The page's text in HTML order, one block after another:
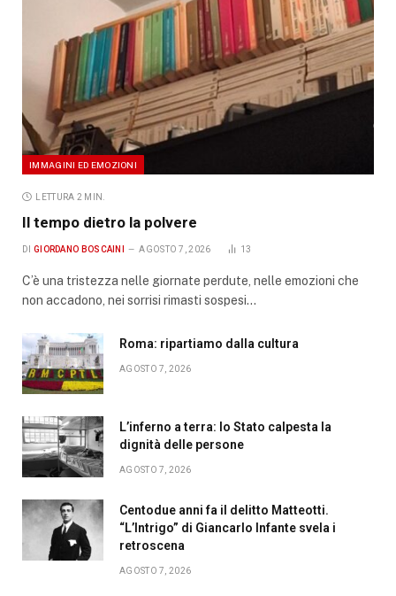
IMMAGINI ED EMOZIONI
LETTURA 2 MIN.
Il tempo dietro la polvere
DI GIORDANO BOSCAINI AGOSTO 7, 2026 13
C’è una tristezza nelle giornate perdute, nelle emozioni che
non accadono, nei sorrisi rimasti sospesi…
Roma: ripartiamo dalla cultura
AGOSTO 7, 2026
L’inferno a terra: lo Stato calpesta la
dignità delle persone
AGOSTO 7, 2026
Centodue anni fa il delitto Matteotti.
“L’Intrigo” di Giancarlo Infante svela i
retroscena
AGOSTO 7, 2026